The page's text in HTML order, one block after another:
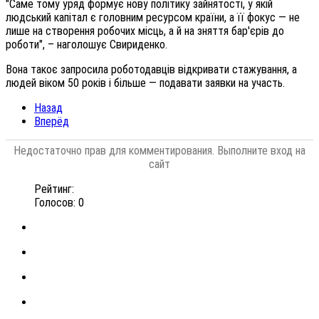
"Саме тому уряд формує нову політику зайнятості, у якій
людський капітал є головним ресурсом країни, а її фокус — не
лише на створення робочих місць, а й на зняття бар'єрів до
роботи", – наголошує Свириденко.
Вона такоє запросила роботодавців відкривати стажування, а
людей віком 50 років і більше — подавати заявки на участь.
Назад
Вперёд
Недостаточно прав для комментирования. Выполните вход на
сайт
Рейтинг:
Голосов: 0